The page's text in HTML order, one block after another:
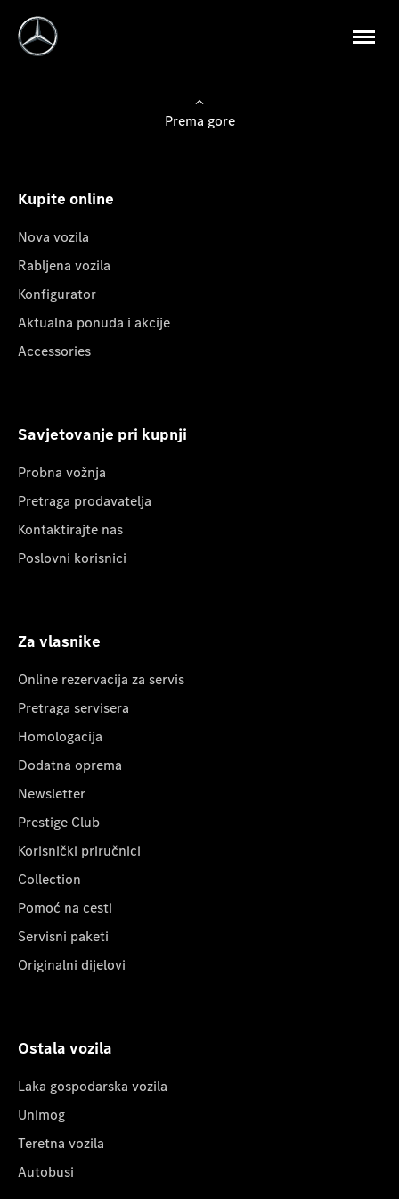
Prema gore
Kupite online
Nova vozila
Rabljena vozila
Konfigurator
Aktualna ponuda i akcije
Accessories
Savjetovanje pri kupnji
Probna vožnja
Pretraga prodavatelja
Kontaktirajte nas
Poslovni korisnici
Za vlasnike
Online rezervacija za servis
Pretraga servisera
Homologacija
Dodatna oprema
Newsletter
Prestige Club
Korisnički priručnici
Collection
Pomoć na cesti
Servisni paketi
Originalni dijelovi
Ostala vozila
Laka gospodarska vozila
Unimog
Teretna vozila
Autobusi